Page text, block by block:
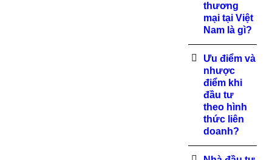
thương
mại tại Việt
Nam là gì?
Ưu điểm và
nhược
điểm khi
đầu tư
theo hình
thức liên
doanh?